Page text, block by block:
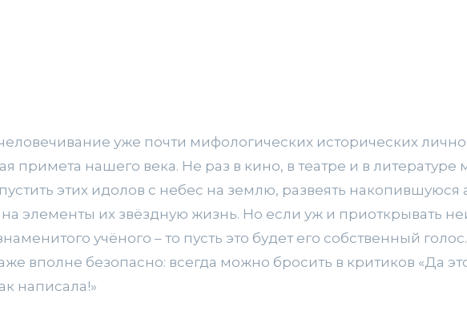
уже почти мифологических исторических
примета нашего века. Не раз в кино, в театре и в литературе
этих идолов с небес на землю, развеять накопившуюся
на элементы их звёздную жизнь. Но если уж и приоткрывать
учёного – то пусть это будет его собственный
вполне безопасно: всегда можно бросить в критиков «Да
написала!»